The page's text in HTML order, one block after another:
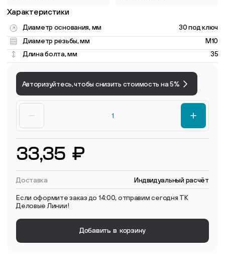
Характеристики
Диаметр основания, мм
30 под ключ
Диаметр резьбы, мм
M10
Длина болта, мм
35
Авторизуйтесь, чтобы снизить стоимость на 5%
33,35 ₽
Доставка Индвидуальный расчёт
Если оформите заказ до 14:00, отправим сегодня ТК
Деловые Линии!
Добавить в корзину